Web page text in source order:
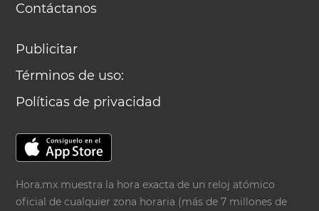
Contáctanos
Publicitar
Términos de uso:
Políticas de privacidad
Hora.mx muestra la hora exacta de un reloj atómico
oficial de cualquier zona horaria (más de 7 millones de